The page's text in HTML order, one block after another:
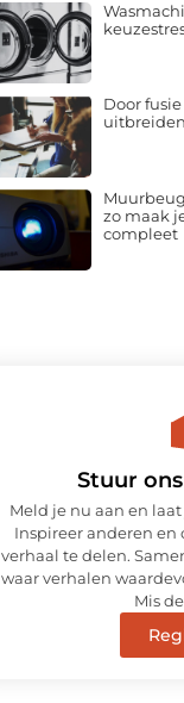
Door
uitbreiden
zo maak
compleet
Stuur
Meld je nu aan en
Inspireer anderen
verhaal te delen.
waar verhalen
Mis